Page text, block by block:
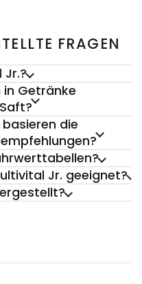
FRAGEN
Jr.?
in Getränke
die
Jr. geeignet?